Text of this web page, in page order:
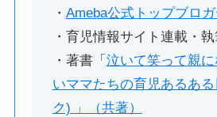
・ Ameba公式トップブロ
・育児情報サイト連載・
・著書「 泣いて笑って親
いママたちの育児あるあ
ク) 」（共著）